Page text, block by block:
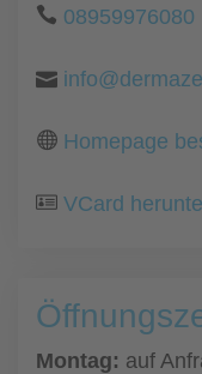
08959976080
Homepage
VCard
Montag: auf